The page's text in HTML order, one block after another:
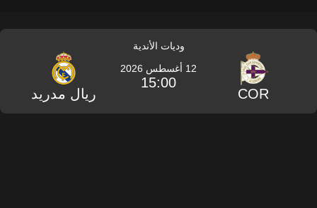
وديات الأندية
COR
12 أغسطس 2026
15:00
ريال مدريد